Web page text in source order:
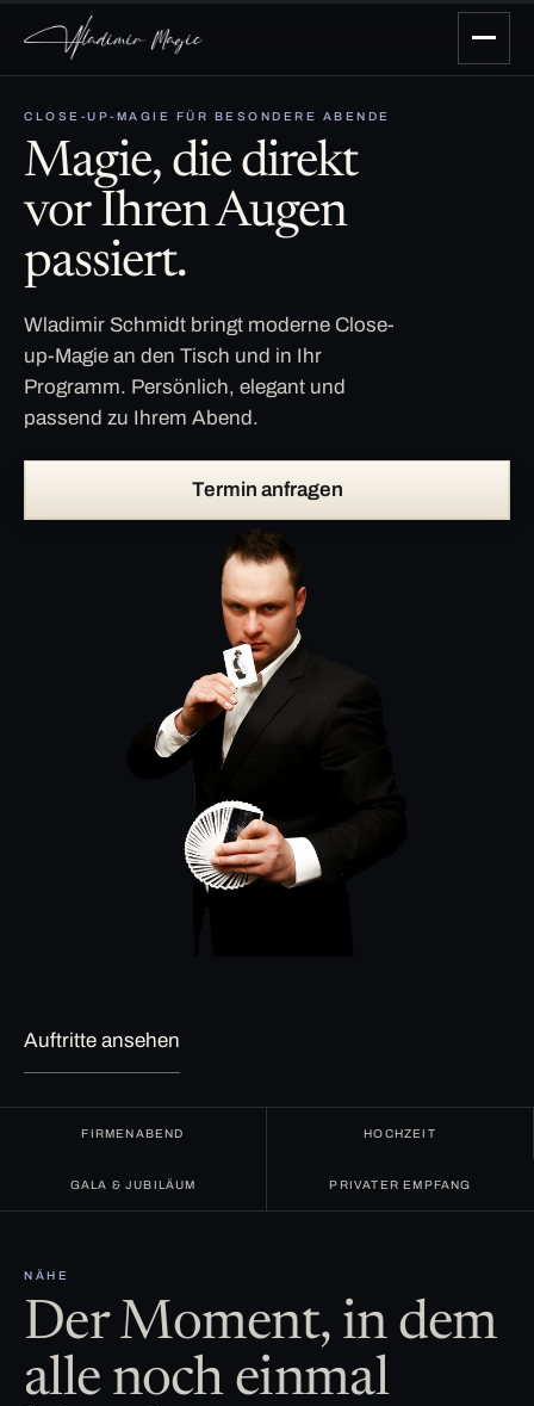
CLOSE-UP-MAGIE FÜR BESONDERE ABENDE
Magie, die direkt
vor Ihren Augen
passiert.
Wladimir Schmidt bringt moderne Close-
up-Magie an den Tisch und in Ihr
Programm. Persönlich, elegant und
passend zu Ihrem Abend.
Termin anfragen
Auftritte ansehen
FIRMENABEND HOCHZEIT
GALA & JUBILÄUM PRIVATER EMPFANG
NÄHE
Der Moment, in dem
alle noch einmal